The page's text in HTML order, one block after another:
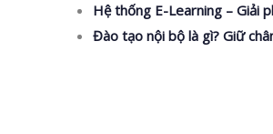
Hệ thống E-Learning – Giải
Đào tạo nội bộ là gì? Giữ